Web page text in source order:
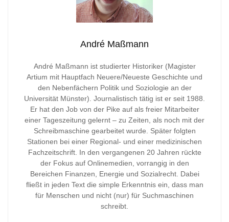
André Maßmann
André Maßmann ist studierter Historiker (Magister
Artium mit Hauptfach Neuere/Neueste Geschichte und
den Nebenfächern Politik und Soziologie an der
Universität Münster). Journalistisch tätig ist er seit 1988.
Er hat den Job von der Pike auf als freier Mitarbeiter
einer Tageszeitung gelernt – zu Zeiten, als noch mit der
Schreibmaschine gearbeitet wurde. Später folgten
Stationen bei einer Regional- und einer medizinischen
Fachzeitschrift. In den vergangenen 20 Jahren rückte
der Fokus auf Onlinemedien, vorrangig in den
Bereichen Finanzen, Energie und Sozialrecht. Dabei
fließt in jeden Text die simple Erkenntnis ein, dass man
für Menschen und nicht (nur) für Suchmaschinen
schreibt.